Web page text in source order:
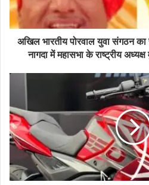
अखिल भारतीय पोरवाल युवा संगठन
नागदा में महासभा के राष्ट्रीय